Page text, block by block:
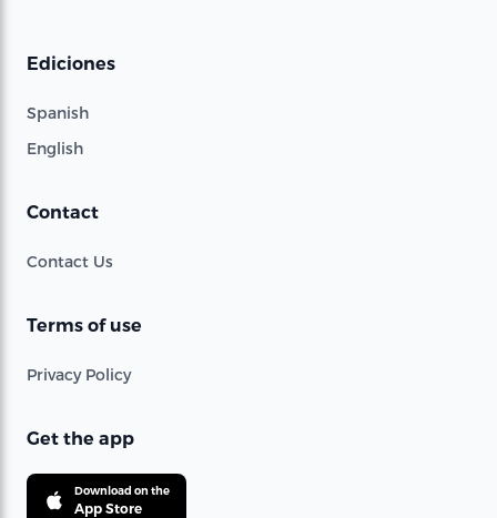
Ediciones
Spanish
English
Contact
Contact Us
Terms of use
Privacy Policy
Get the app
Download on the
App Store